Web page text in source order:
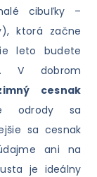
cibuľky –
ktorá začne
leto budete
V dobrom
cesnak
odrody sa
sa cesnak
ani na
je ideálny